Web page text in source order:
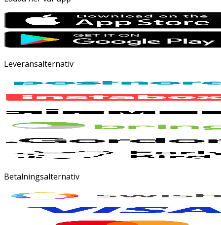
Leveransalternativ
Betalningsalternativ